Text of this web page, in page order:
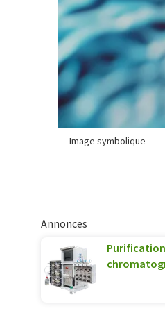
Image symbolique
Annonces
Purification